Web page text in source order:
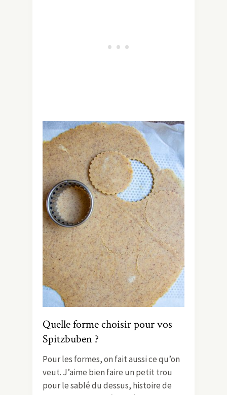
Quelle forme choisir pour vos
Spitzbuben ?
Pour les formes, on fait aussi ce qu’on
veut. J’aime bien faire un petit trou
pour le sablé du dessus, histoire de